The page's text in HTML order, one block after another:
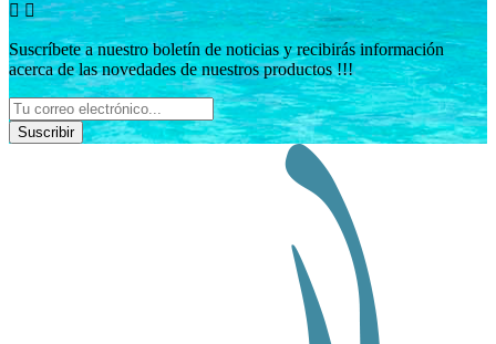
 
Suscríbete a nuestro boletín de noticias y recibirás información
acerca de las novedades de nuestros productos !!!
Suscribir